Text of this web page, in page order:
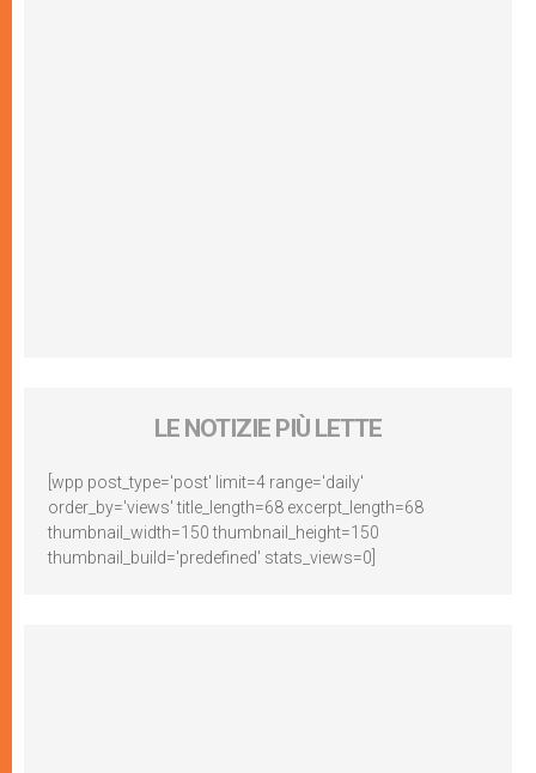
LE NOTIZIE PIÙ LETTE
[wpp post_type='post' limit=4 range='daily'
order_by='views' title_length=68 excerpt_length=68
thumbnail_width=150 thumbnail_height=150
thumbnail_build='predefined' stats_views=0]